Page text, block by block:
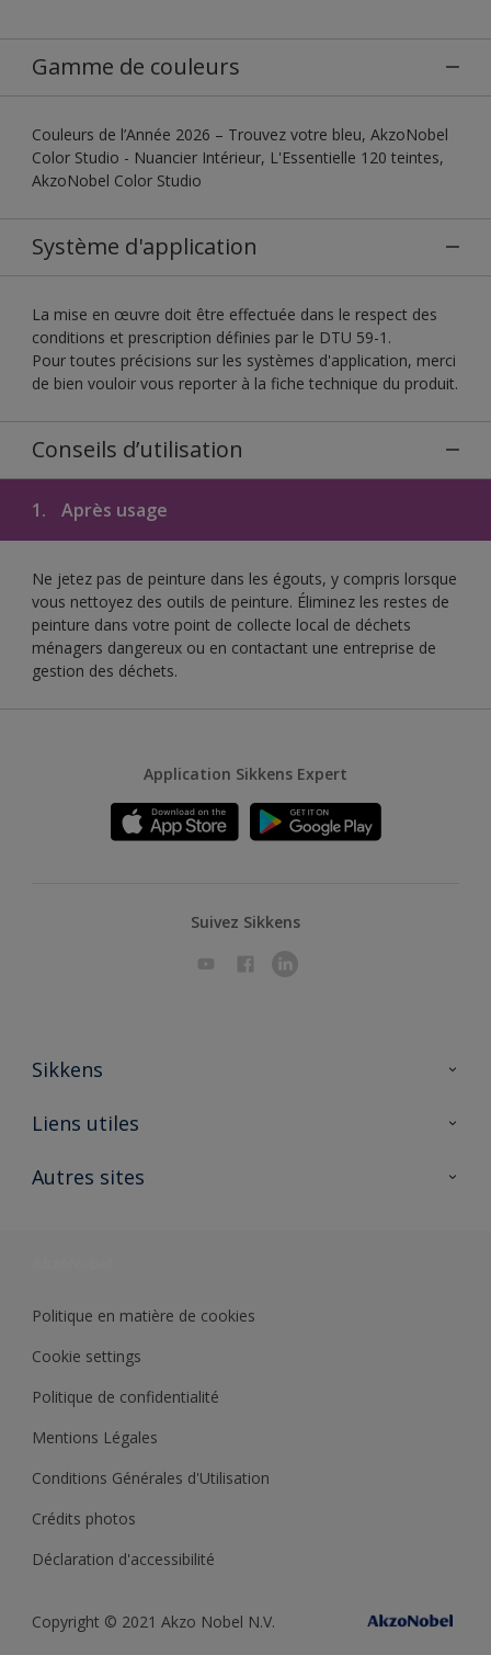
Gamme de couleurs
Couleurs de l’Année 2026 – Trouvez votre bleu, AkzoNobel
Color Studio - Nuancier Intérieur, L'Essentielle 120 teintes,
AkzoNobel Color Studio
Système d'application
La mise en œuvre doit être effectuée dans le respect des
conditions et prescription définies par le DTU 59-1.
Pour toutes précisions sur les systèmes d'application, merci
de bien vouloir vous reporter à la fiche technique du produit.
Conseils d’utilisation
1. Après usage
Ne jetez pas de peinture dans les égouts, y compris lorsque
vous nettoyez des outils de peinture. Éliminez les restes de
peinture dans votre point de collecte local de déchets
ménagers dangereux ou en contactant une entreprise de
gestion des déchets.
Application Sikkens Expert
Suivez Sikkens
Sikkens
A propos de Sikkens
Liens utiles
Ouvrir un magasin PASS
Autres sites
Politique en matière de cookies
Cookie settings
Politique de confidentialité
Mentions Légales
Conditions Générales d'Utilisation
Crédits photos
Déclaration d'accessibilité
Copyright © 2021 Akzo Nobel N.V.